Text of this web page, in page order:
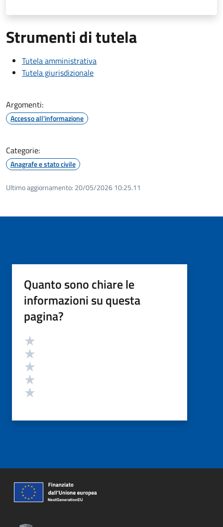
Strumenti di tutela
Tutela amministrativa
Tutela giurisdizionale
Argomenti:
Accesso all'informazione
Categorie:
Anagrafe e stato civile
Ultimo aggiornamento: 20/05/2026 10:25.11
Quanto sono chiare le
informazioni su questa
pagina?
Valutazione